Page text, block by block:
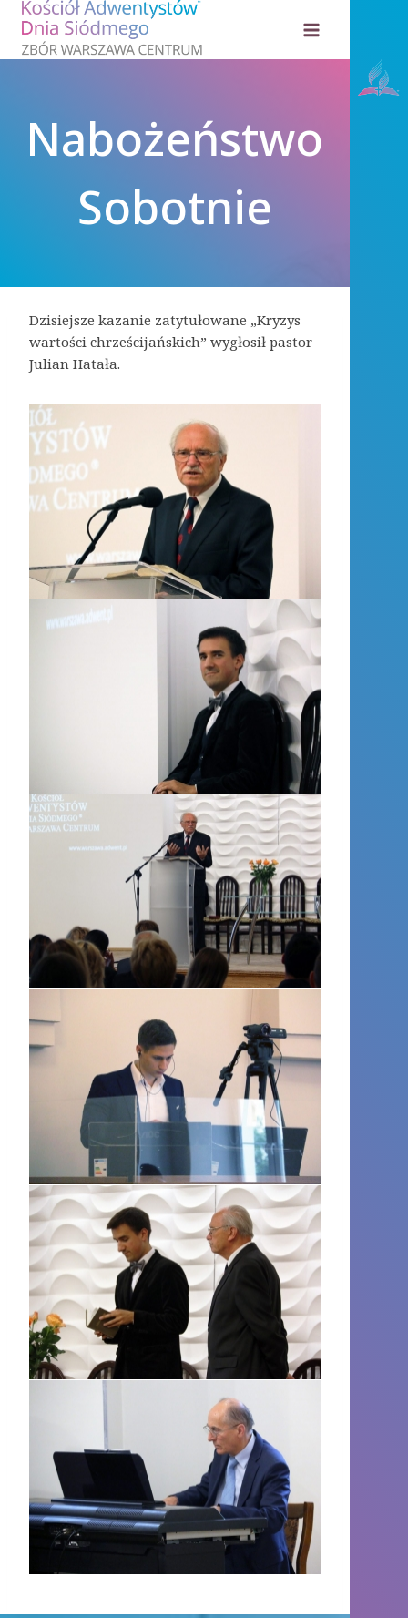
Przejdź
treści
Nabożeństwo
Sobotnie
Dzisiejsze kazanie zatytułowane „Kryzys
wartości chrześcijańskich” wygłosił pastor
Julian Hatała.